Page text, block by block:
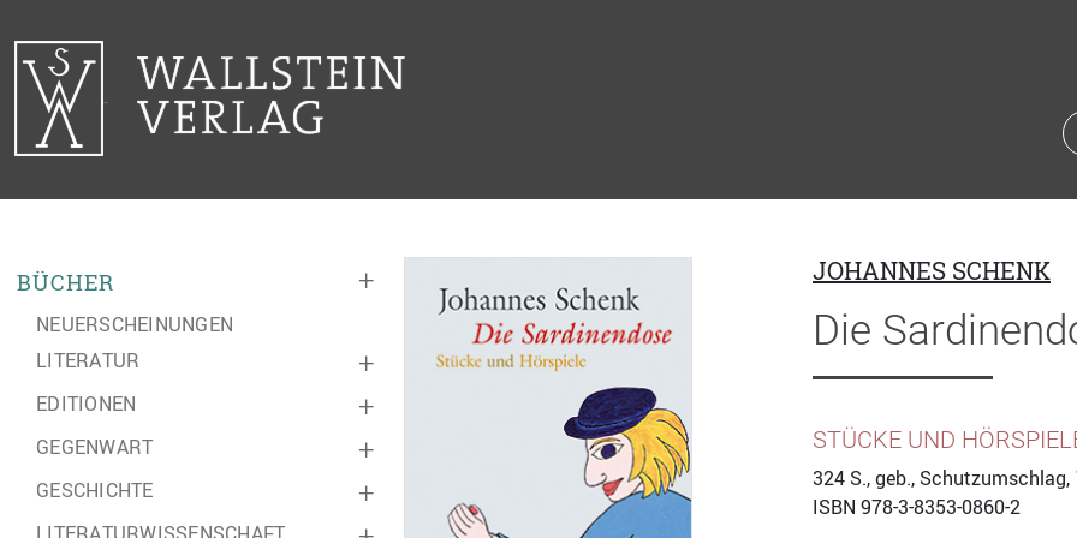
+
BÜCHER
NEUERSCHEINUNGEN
+
LITERATUR
+
EDITIONEN
+
GEGENWART
+
GESCHICHTE
JOHANNES SCHENK
Die
STÜCKE UND
324 S., geb.,
ISBN 978-3-8353-0860-2